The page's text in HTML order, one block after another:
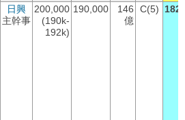
日興
主幹事
200,000
(190k-
192k)
190,000
146
億
C(5)